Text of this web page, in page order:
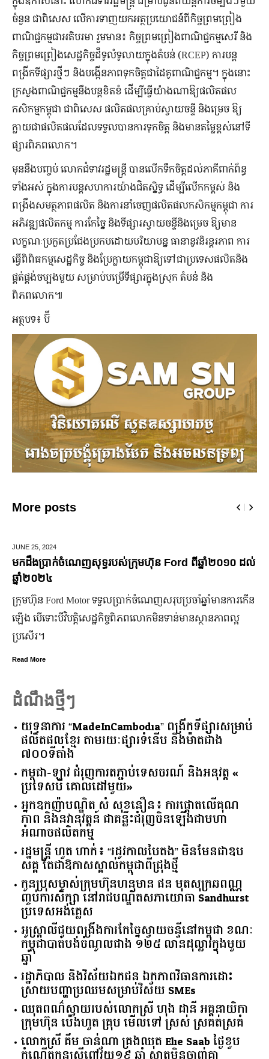
ចំនួន ជាពិសេស លើការទាញយកអត្ថប្រយោជន៍ពីកិច្ចព្រមព្រៀង
ពាណិជ្ជកម្មជាអតិបរមា រួមមាន៖ កិច្ចព្រមព្រៀងពាណិជ្ជកម្មសេរី និង
កិច្ចព្រមព្រៀងសេដ្ឋកិច្ចដ៏ទូលំទូលាយក្នុងតំបន់ (RCEP) ការបន្ត
ពង្រីកទីផ្សារថ្មីៗ និងបង្កើនភាពទុកចិត្តជាដៃគូពាណិជ្ជកម្ម។ ក្នុងនោះ
ក្រសួងពាណិជ្ជកម្មនឹងបន្តខិតខំ ដើម្បីធ្វើយ៉ាងណាឱ្យផលិតផល
កសិកម្មកម្ពុជា ជាពិសេស ផលិតផលគ្រាប់ស្វាយចន្ទី និងម្រេច ឱ្យ
ក្លាយជាផលិតផលដែលទទួលបានការទុកចិត្ត និងមានតម្លៃខ្ពស់នៅទី
ផ្សារពិភពលោក។
មុននឹងបញ្ចប់ លោកជំទាវរដ្ឋមន្ត្រី បានលើកទឹកចិត្តដល់ភាគីពាក់ព័ន្ធ
ទាំងអស់ ក្នុងការបន្តសហការយ៉ាងជិតស្និទ្ធ ដើម្បីលើកកម្ពស់ និង
ពង្រឹងសមត្ថភាពផលិត និងការនាំចេញផលិតផលកសិកម្មកម្ពុជា ការ
អភិវឌ្ឍផលិតកម្ម ការកែច្នៃ និងទីផ្សារស្វាយចន្ទីនិងម្រេច ឱ្យមាន
លក្ខណៈប្រកួតប្រជែងប្រកបដោយបរិយាបន្ន ធានានូវនិរន្តរភាព ការ
ធ្វើពិពិធកម្មសេដ្ឋកិច្ច និងប្រែក្លាយកម្ពុជាឱ្យទៅជាប្រទេសផលិតនិង
ផ្គត់ផ្គង់ចម្បងមួយ សម្រាប់បម្រើទីផ្សារក្នុងស្រុក តំបន់ និង
ពិភពលោក៕
អត្ថបទ៖ ប៊ី
More posts
ពីឆ្នាំ២០១០ ដល់
ាំឆ្នាំមានការកើន
ានស្ថានភាពល្អ
មកស្គាល់ពីប្រេននៃ​ fashion គ្រឿងពេជ្ររ
មហាជន​ពិតជា​ស្គាល់​សេដ្ឋី​នី ម៉ៅ ចំណាន បាន​
កិត្តិយស កេរ្តិ៍ឈ្មោះ និង​ស្នាដៃ​ក្នុង​សង្គម។ សេដ្
ដំណឹងថ្មីៗ
យុទ្ធនាការ “MadeInCambodia” ពង្រីកទីផ្សារសម្រាប់
ផលិតផលខ្មែរ តាមរយៈផ្សារទំនើប និងម៉ាតជាង
៧០០ទីតាំង
កម្ពុជា​-​ឡាវ ​ជំរុញ​ការ​តភ្ជាប់​ទេសចរណ៍​ ​និង​អនុវត្ត​ ​«​
ប្រទេស​បី ​គោលដៅ​មួយ​»
អ្នកឧកញ៉ាបណ្ឌិត សំ សុខនឿន៖ ការផ្តោតលើគុណ
ភាព និងនវានុវត្តន៍ ជាគន្លឹះជំរុញចិនឡើងជាមហា
អំណាចផលិតកម្ម
រដ្ឋមន្ត្រី ហួត ហាក់៖ “រដូវកាលបៃតង” មិនមែនជាឧប
សគ្គ តែជាឱកាសស្គាល់កម្ពុជាពីជ្រុងថ្មី
កូនប្រុសម្ចាស់ក្រុមហ៊ុនហនុមាន ផន មុតសុក្រឆពណ្ណ
ញ្ចប់ការសិក្សា នៅរាជបណ្ឌិតសភាយោធា Sandhurst
ប្រទេសអង់គ្លេស
អូស្ត្រាលី​ជួយ​ពង្រឹង​ការ​កែច្នៃ​ស្វាយចន្ទី​នៅ​កម្ពុជា​ ​ខណៈ​
កម្ពុជា​បាត់បង់​ចំណូល​ជាង​ ​១២៥​ ​លាន​ដុល្លារ​ក្នុង​មួយ​
ឆ្នាំ​
រដ្ឋាភិបាល​ ​និង​វិស័យ​ឯកជន ​ឯកភាព​វិធានការ​ដោះ
ស្រាយ​បញ្ហា​ប្រឈម​​សម្រាប់​វិស័យ​ ​SMEs​
ឈុតពណ៌ស្វាយរបស់លោកស្រី ហុង ដានី អគ្គ​នាយិកា​
ក្រុមហ៊ុន ប៉េងហួត គ្រុប មើលទៅ ស្រស់ ស្រគត់ស្រគំ
លោកស្រី គឹម ចាន់ណា គ្រងឈុត Elie Saab ថ្ងៃខួប